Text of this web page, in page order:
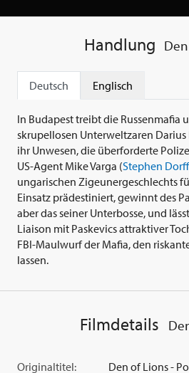
Handlung
Deutsch Englisch
In Budapest treibt die Russenmafia
skrupellosen Unterweltzaren Darius
ihr Unwesen, die überforderte
US-Agent Mike Varga (Stephen Dorff
ungarischen Zigeunergeschlechts
Einsatz prädestiniert, gewinnt des
aber das seiner Unterbosse, und
Liaison mit Paskevics attraktiver
FBI-Maulwurf der Mafia, den
lassen.
Filmdetails
Originaltitel: Den of Lions -